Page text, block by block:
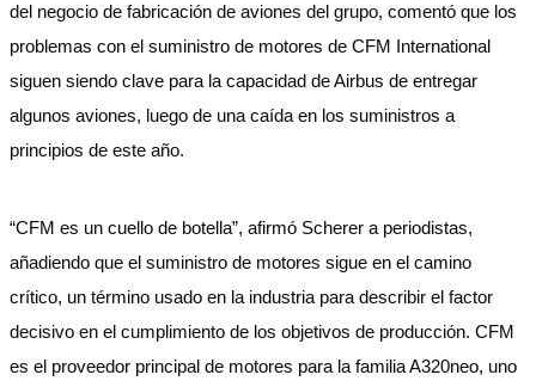
del negocio de fabricación de aviones del grupo, comentó que los
problemas con el suministro de motores de CFM International
siguen siendo clave para la capacidad de Airbus de entregar
algunos aviones, luego de una caída en los suministros a
principios de este año.
“CFM es un cuello de botella”, afirmó Scherer a periodistas,
añadiendo que el suministro de motores sigue en el camino
crítico, un término usado en la industria para describir el factor
decisivo en el cumplimiento de los objetivos de producción. CFM
es el proveedor principal de motores para la familia A320neo, uno